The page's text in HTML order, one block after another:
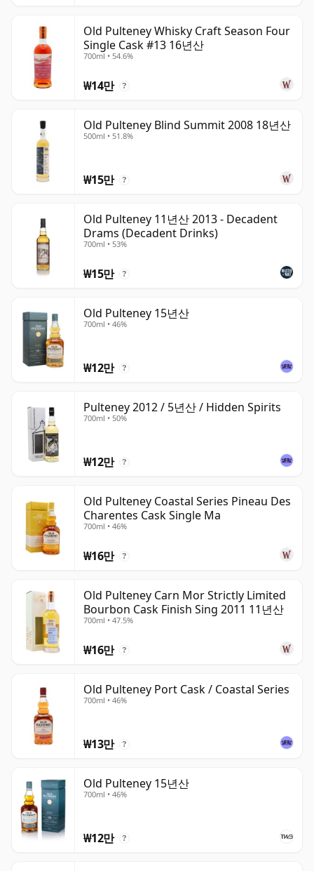
Old Pulteney Whisky Craft Season Four
Single Cask #13 16년산
700ml • 54.6%
₩14만 ?
Old Pulteney Blind Summit 2008 18년산
500ml • 51.8%
₩15만 ?
Old Pulteney 11년산 2013 - Decadent
Drams (Decadent Drinks)
700ml • 53%
₩15만 ?
Old Pulteney 15년산
700ml • 46%
₩12만 ?
Pulteney 2012 / 5년산 / Hidden Spirits
700ml • 50%
₩12만 ?
Old Pulteney Coastal Series Pineau Des
Charentes Cask Single Ma
700ml • 46%
₩16만 ?
Old Pulteney Carn Mor Strictly Limited
Bourbon Cask Finish Sing 2011 11년산
700ml • 47.5%
₩16만 ?
Old Pulteney Port Cask / Coastal Series
700ml • 46%
₩13만 ?
Old Pulteney 15년산
700ml • 46%
₩12만 ?